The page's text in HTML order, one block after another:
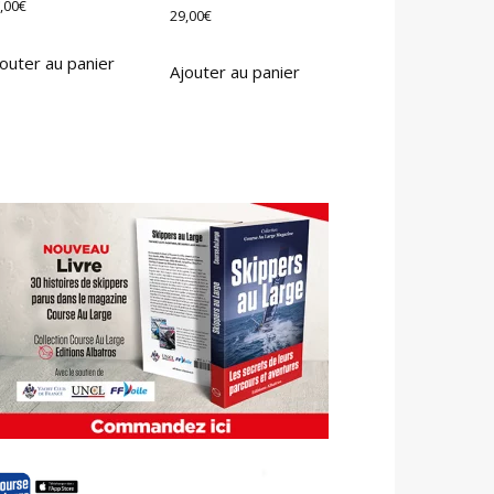
€
au panier
29,00€
Ajouter au panier